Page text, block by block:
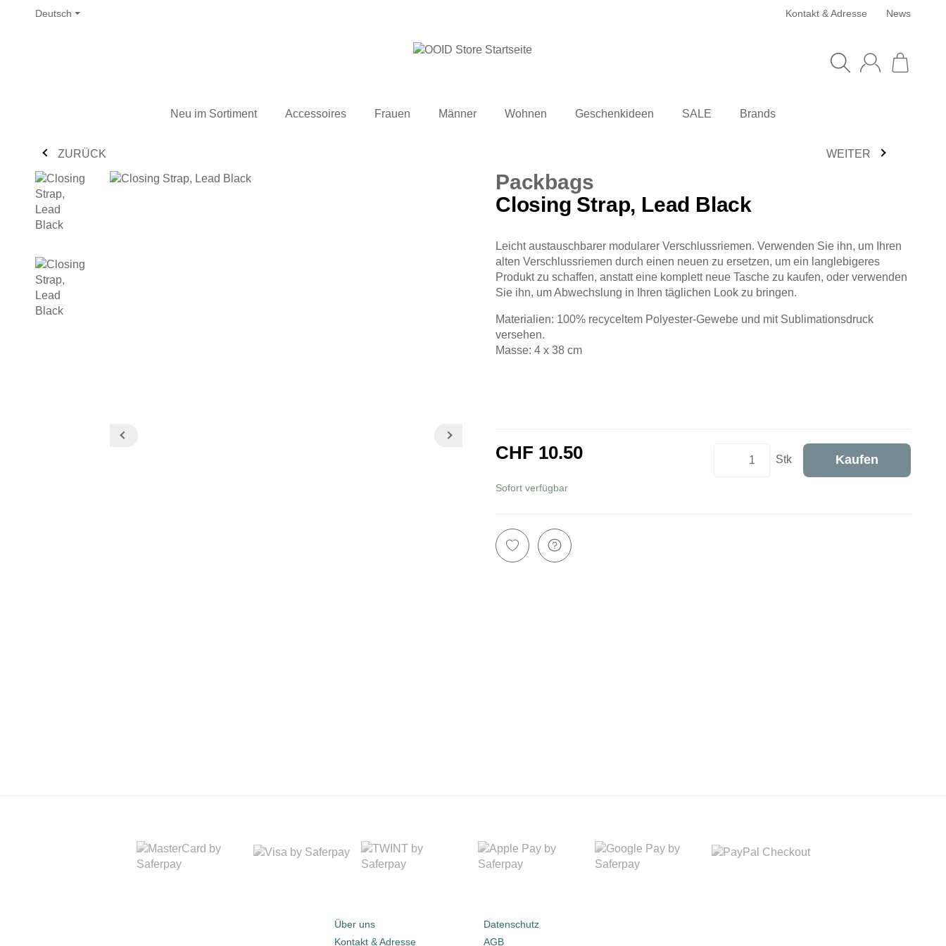
Deutsch Kontakt & Adresse News
Neu im Sortiment Accessoires Frauen Männer Wohnen Geschenkideen SALE Brands
ZURÜCK WEITER
Packbags
Closing Strap, Lead Black
Leicht austauschbarer modularer Verschlussriemen. Verwenden Sie ihn, um Ihren
alten Verschlussriemen durch einen neuen zu ersetzen, um ein langlebigeres
Produkt zu schaffen, anstatt eine komplett neue Tasche zu kaufen, oder verwenden
Sie ihn, um Abwechslung in Ihren täglichen Look zu bringen.
Materialien: 100% recyceltem Polyester-Gewebe und mit Sublimationsdruck
versehen.
Masse: 4 x 38 cm
CHF 10.50
Sofort verfügbar
Stk Kaufen
Über uns
Kontakt & Adresse
Datenschutz
AGB